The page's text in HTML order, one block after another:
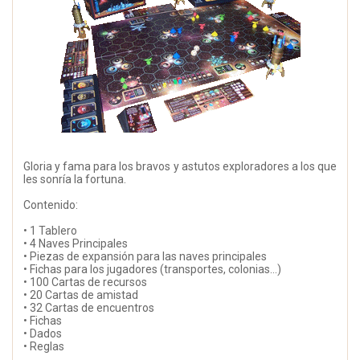
Gloria y fama para los bravos y astutos exploradores a los que
les sonría la fortuna.
Contenido:
• 1 Tablero
• 4 Naves Principales
• Piezas de expansión para las naves principales
• Fichas para los jugadores (transportes, colonias…)
• 100 Cartas de recursos
• 20 Cartas de amistad
• 32 Cartas de encuentros
• Fichas
• Dados
• Reglas